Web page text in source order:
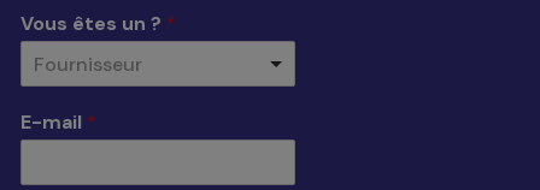
Vous êtes un ? *
Fournisseur
E-mail *